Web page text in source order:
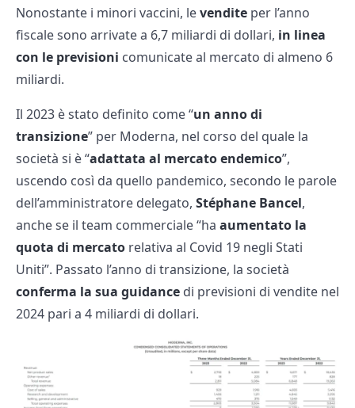
Nonostante i minori vaccini, levendite per l’anno
fiscale sono arrivate a 6,7 miliardi di dollari, in linea
con le previsioni comunicate al mercato di almeno 6
miliardi.
Il 2023 è stato definito come “un anno di
transizione” per Moderna, nel corso del quale la
società si è “adattata al mercato endemico”,
uscendo così da quello pandemico, secondo le parole
dell’amministratore delegato, Stéphane Bancel,
anche se il team commerciale “ha aumentato la
quota di mercato relativa al Covid 19 negli Stati
Uniti”. Passato l’anno di transizione, la società
conferma la sua guidance di previsioni di vendite nel
2024 pari a 4 miliardi di dollari.